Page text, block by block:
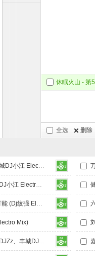
全选 删除
万海东 - 山风山风等等我 (丰城DJ小江 Electro Mix)
万豹 - 其实雨也没多大 (丰城DJ小江 Electro Mix)
六哲 - 会受伤的人只有一种可能 (Dj纹强 Electro Mix 国语男)
Mix)
吴琳珂Moske - 失眠了 (海口DJZz、丰城DJ小江 Electro Mix)